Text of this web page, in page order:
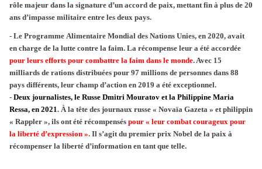
rôle majeur dans la signature d’un accord de paix, mettant fin à plus de 20
ans d’impasse militaire entre les deux pays.
- Le Programme Alimentaire Mondial des Nations Unies, en 2020, avait
en charge de la lutte contre la faim. La récompense leur a été accordée
pour leurs efforts pour combattre la faim dans le monde. Avec 15
milliards de rations distribuées pour 97 millions de personnes dans 88
pays différents, leur champ d’action en 2019 a été exceptionnel.
- Deux journalistes, le Russe Dmitri Mouratov et la Philippine Maria
Ressa, en 2021. À la tête des journaux russe « Novaïa Gazeta » et philippin
« Rappler », ils ont été récompensés pour « leur combat courageux pour
la liberté d’expression ». Il s’agit du premier prix Nobel de la paix à
récompenser la liberté d’information en tant que telle.